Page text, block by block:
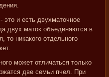
это и есть двухматочное
двух маток объединяются в
никакого отдельного
может отличаться только
две семьи пчел. При